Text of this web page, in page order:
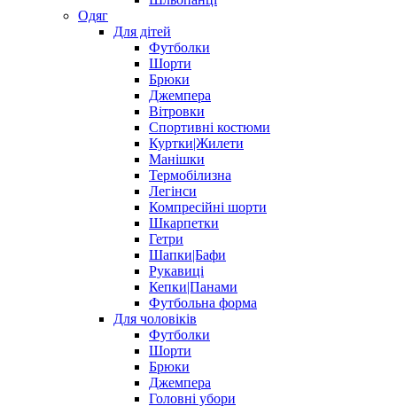
Одяг
Для дітей
Футболки
Шорти
Брюки
Джемпера
Вітровки
Спортивні костюми
Куртки|Жилети
Манішки
Термобілизна
Легінси
Компресійні шорти
Шкарпетки
Гетри
Шапки|Бафи
Рукавиці
Кепки|Панами
Футбольна форма
Для чоловіків
Футболки
Шорти
Брюки
Джемпера
Головні убори